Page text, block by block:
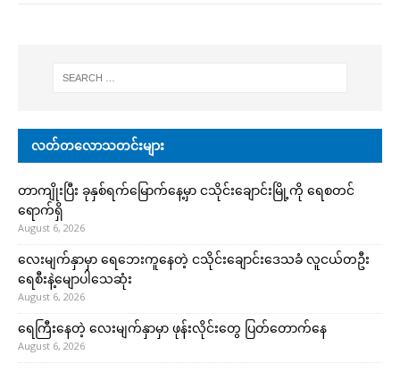
လတ်တလောသတင်းများ
တာကျိုးပြီး ခုနှစ်ရက်မြောက်နေ့မှာ ငသိုင်းချောင်းမြို့ကို ရေစတင်
ရောက်ရှိ
August 6, 2026
လေးမျက်နှာမှာ ရေဘေးကူနေတဲ့ ငသိုင်းချောင်းဒေသခံ လူငယ်တဦး
ရေစီးနဲ့မျောပါသေဆုံး
August 6, 2026
ရေကြီးနေတဲ့ လေးမျက်နှာမှာ ဖုန်းလိုင်းတွေ ပြတ်တောက်နေ
August 6, 2026